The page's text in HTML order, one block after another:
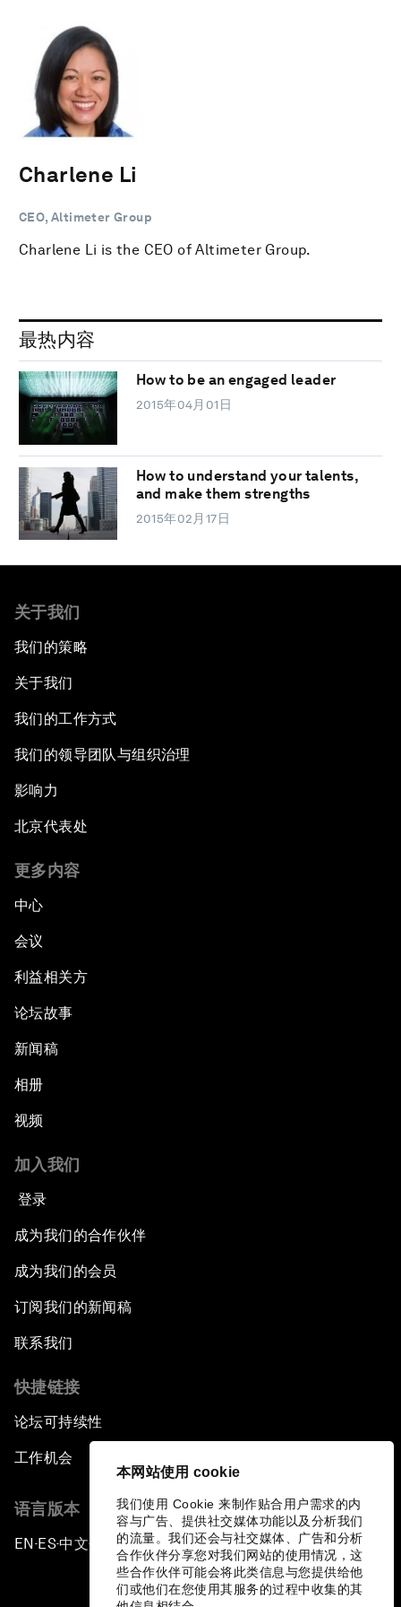
本网站使用 cookie
我们使用 Cookie 来制作贴合用户需求的内
容与广告、提供社交媒体功能以及分析我们
的流量。我们还会与社交媒体、广告和分析
合作伙伴分享您对我们网站的使用情况，这
些合作伙伴可能会将此类信息与您提供给他
们或他们在您使用其服务的过程中收集的其
Charlene Li
CEO, Altimeter Group
Charlene Li is the CEO of Altimeter Group.
最热内容
How to be an engaged leader
2015年04月01日
How to understand your talents,
and make them strengths
2015年02月17日
关于我们
我们的策略
关于我们
我们的工作方式
我们的领导团队与组织治理
影响力
北京代表处
更多内容
中心
会议
利益相关方
论坛故事
新闻稿
相册
视频
加入我们
登录
成为我们的合作伙伴
成为我们的会员
订阅我们的新闻稿
联系我们
快捷链接
论坛可持续性
工作机会
语言版本
EN ▪ES▪中文▪ 日本語